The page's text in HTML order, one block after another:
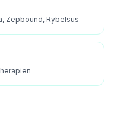
Zepbound, Rybelsus